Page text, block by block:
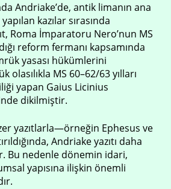
Andriake’de, antik limanın ana
kazılar sırasında
Roma İmparatoru Nero’nun MS
reform fermanı kapsamında
yasası hükümlerini
olasılıkla MS 60–62/63 yılları
yapan Gaius Licinius
dikilmiştir.
yazıtlarla—örneğin Ephesus ve
Andriake yazıtı daha
Bu nedenle dönemin idari,
yapısına ilişkin önemli